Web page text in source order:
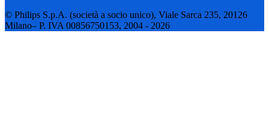
© Philips S.p.A. (società a socio unico), Viale Sarca 235, 20126
Milano– P. IVA 00856750153, 2004 - 2026